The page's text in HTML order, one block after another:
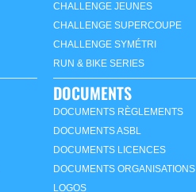
CHALLENGE JEUNES
CHALLENGE SUPERCOUPE
CHALLENGE SYMÉTRI
RUN & BIKE SERIES
DOCUMENTS
DOCUMENTS RÈGLEMENTS
DOCUMENTS ASBL
DOCUMENTS LICENCES
DOCUMENTS ORGANISATIONS
LOGOS